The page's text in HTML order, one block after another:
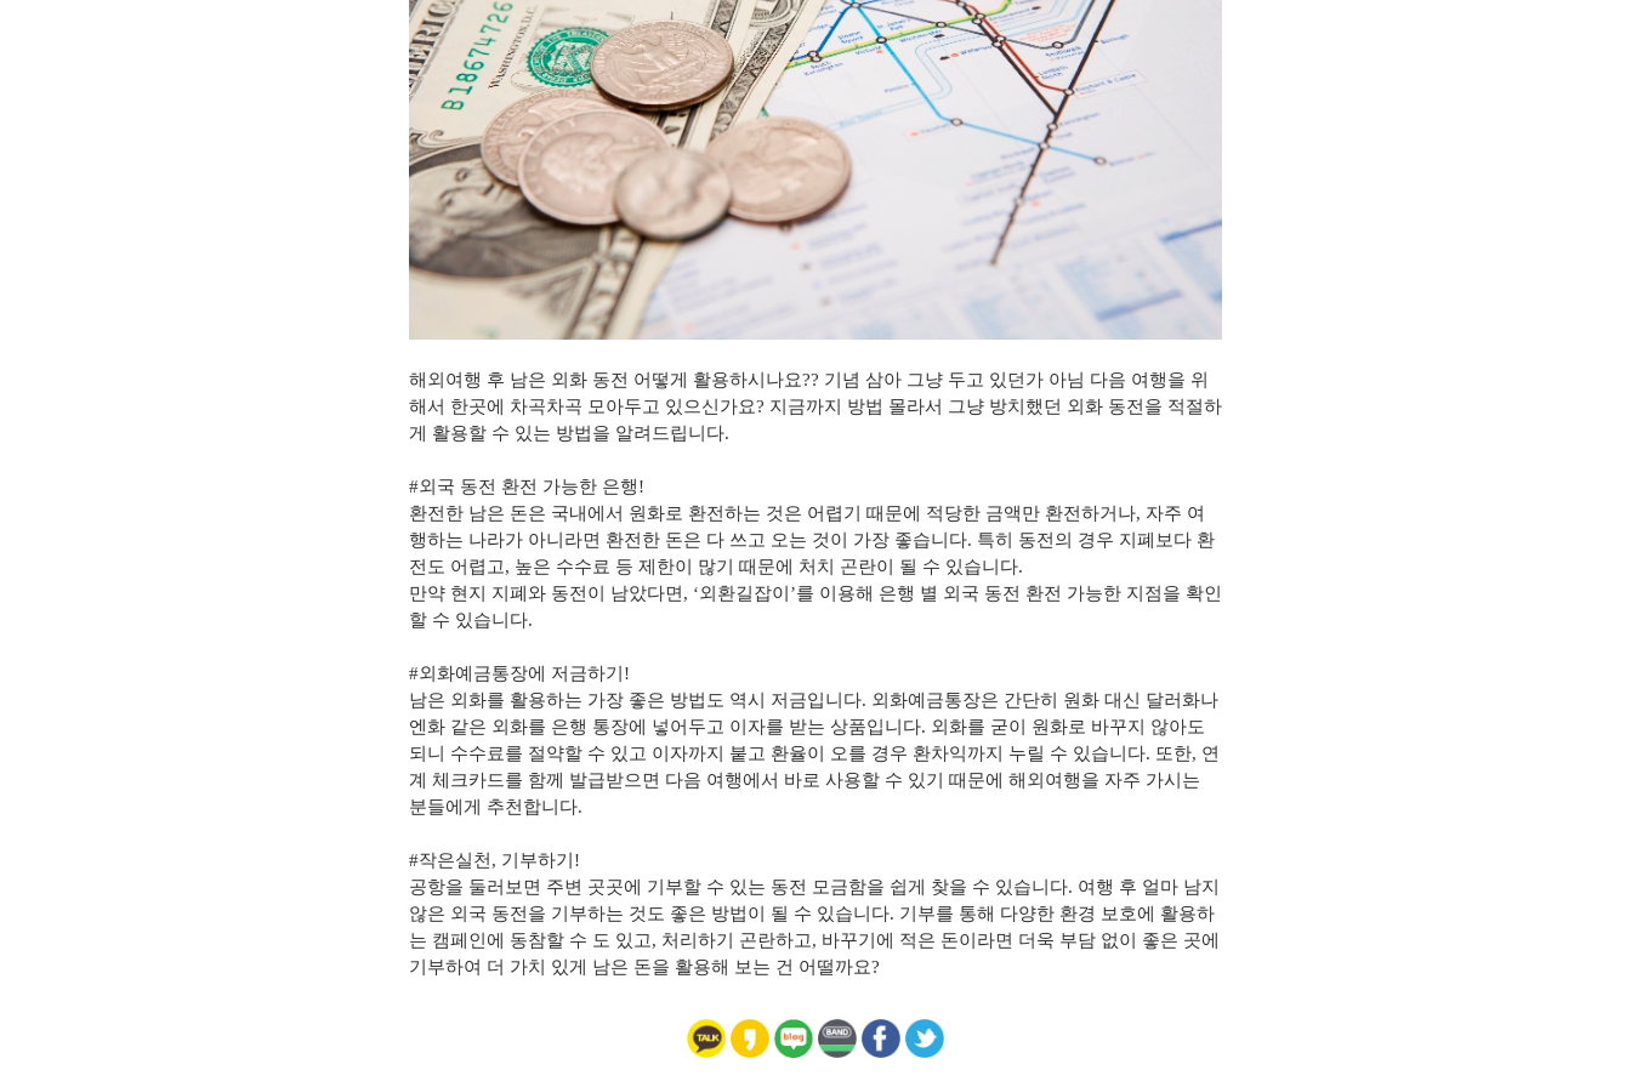
해외여행 후 남은 외화 동전 어떻게 활용하시나요?? 기념 삼아 그냥 두고 있던가 아님 다음 여행을 위
해서 한곳에 차곡차곡 모아두고 있으신가요? 지금까지 방법 몰라서 그냥 방치했던 외화 동전을 적절하
게 활용할 수 있는 방법을 알려드립니다.
#외국 동전 환전 가능한 은행!
환전한 남은 돈은 국내에서 원화로 환전하는 것은 어렵기 때문에 적당한 금액만 환전하거나, 자주 여
행하는 나라가 아니라면 환전한 돈은 다 쓰고 오는 것이 가장 좋습니다. 특히 동전의 경우 지폐보다 환
전도 어렵고, 높은 수수료 등 제한이 많기 때문에 처치 곤란이 될 수 있습니다.
만약 현지 지폐와 동전이 남았다면 , ‘외환길잡이 ’를 이용해 은행 별 외국 동전 환전 가능한 지점을 확인
할 수 있습니다.
#외화예금통장에 저금하기 !
남은 외화를 활용하는 가장 좋은 방법도 역시 저금입니다. 외화예금통장은 간단히 원화 대신 달러화나
엔화 같은 외화를 은행 통장에 넣어두고 이자를 받는 상품입니다. 외화를 굳이 원화로 바꾸지 않아도
되니 수수료를 절약할 수 있고 이자까지 붙고 환율이 오를 경우 환차익까지 누릴 수 있습니다. 또한, 연
계 체크카드를 함께 발급받으면 다음 여행에서 바로 사용할 수 있기 때문에 해외여행을 자주 가시는
분들에게 추천합니다.
#작은실천 , 기부하기 !
공항을 둘러보면 주변 곳곳에 기부할 수 있는 동전 모금함을 쉽게 찾을 수 있습니다. 여행 후 얼마 남지
않은 외국 동전을 기부하는 것도 좋은 방법이 될 수 있습니다. 기부를 통해 다양한 환경 보호에 활용하
는 캠페인에 동참할 수 도 있고, 처리하기 곤란하고, 바꾸기에 적은 돈이라면 더욱 부담 없이 좋은 곳에
기부하여 더 가치 있게 남은 돈을 활용해 보는 건 어떨까요?